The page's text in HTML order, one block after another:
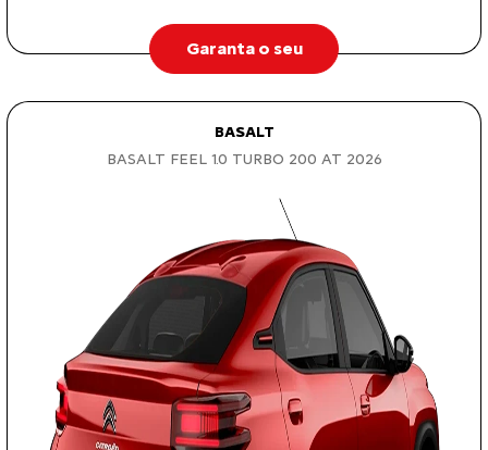
Garanta o seu
BASALT
BASALT FEEL 1.0 TURBO 200 AT 2026